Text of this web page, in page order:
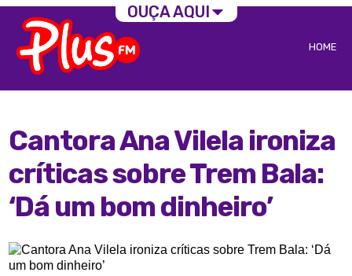
HOME
Cantora Ana Vilela ironiza
críticas sobre Trem Bala:
‘Dá um bom dinheiro’
OUÇA AQUI